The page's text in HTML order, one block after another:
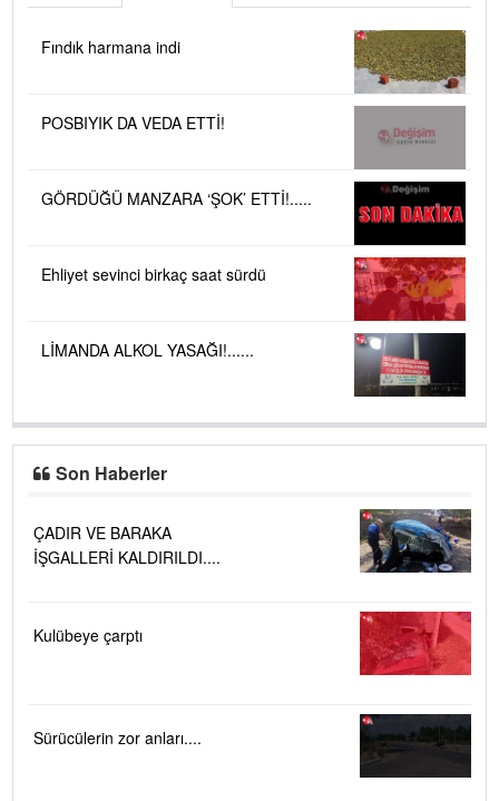
Fındık harmana indi
POSBIYIK DA VEDA ETTİ!
GÖRDÜĞÜ MANZARA ‘ŞOK’ ETTİ!.....
Ehliyet sevinci birkaç saat sürdü
LİMANDA ALKOL YASAĞI!......
Son Haberler
ÇADIR VE BARAKA
İŞGALLERİ KALDIRILDI....
Kulübeye çarptı
Sürücülerin zor anları....